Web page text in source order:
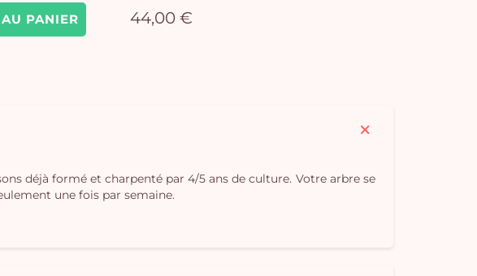
PANIER 44,00 €
déjà formé et charpenté par 4/5 ans de culture. Votre arbre se
une fois par semaine.